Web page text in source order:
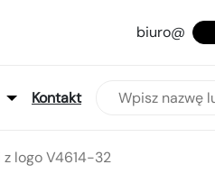
biuro@
Kontakt
z logo V4614-32